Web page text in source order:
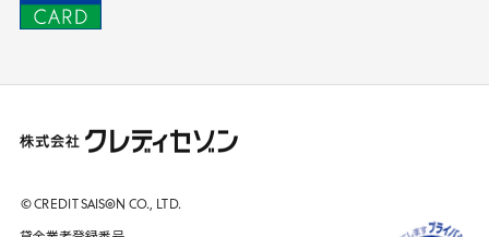
© CREDITSAISON CO., LTD.